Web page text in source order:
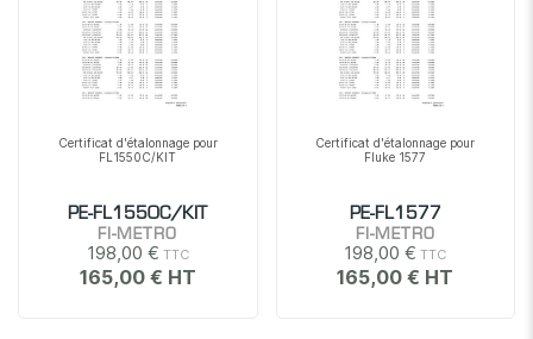
Certificat d'étalonnage pour
FL1550C/KIT
PE-FL1550C/KIT
FI-METRO
198,00 €
165,00 €
Certificat d'étalonnage pour
Fluke 1577
PE-FL1577
FI-METRO
198,00 €
165,00 €